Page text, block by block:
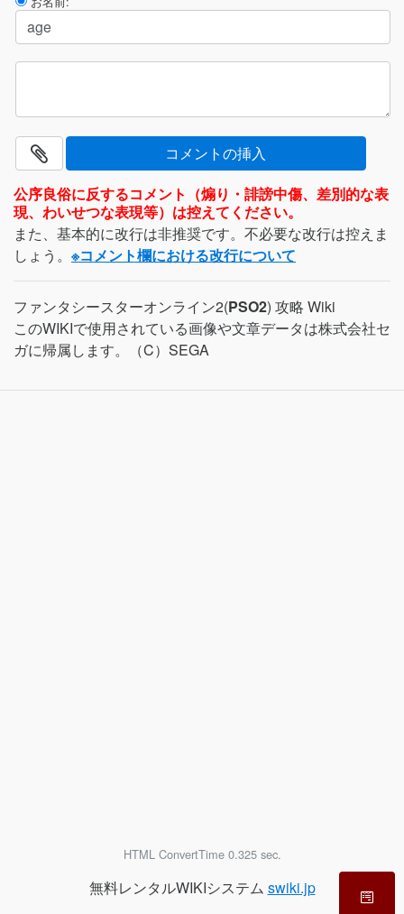
公序良俗に反するコメント（煽り・誹謗中傷、差別的な表
現、わいせつな表現等）は控えてください。
また、基本的に改行は非推奨です。不必要な改行は控えま
しょう。 ※コメント欄における改行について
ファンタシースターオンライン2(PSO2) 攻略 Wiki
このWIKIで使用されている画像や文章データは株式会社セ
ガに帰属します。（C）SEGA
HTML ConvertTime 0.325 sec.
無料レンタルWIKIシステム swiki.jp